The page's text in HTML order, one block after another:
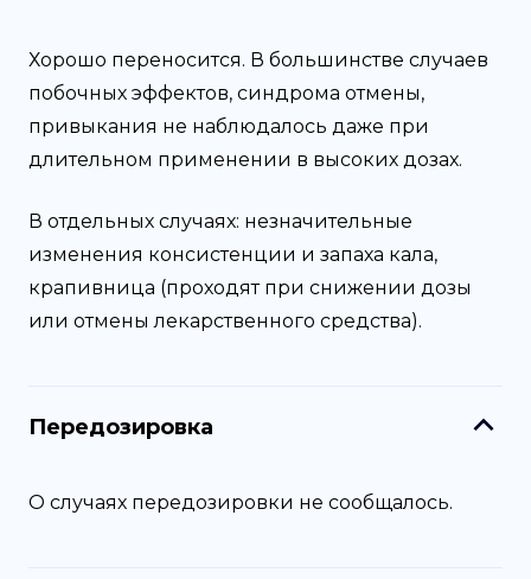
Хорошо переносится. В большинстве случаев
побочных эффектов, синдрома отмены,
привыкания не наблюдалось даже при
длительном применении в высоких дозах.
В отдельных случаях: незначительные
изменения консистенции и запаха кала,
крапивница (проходят при снижении дозы
или отмены лекарственного средства).
Передозировка
О случаях передозировки не сообщалось.